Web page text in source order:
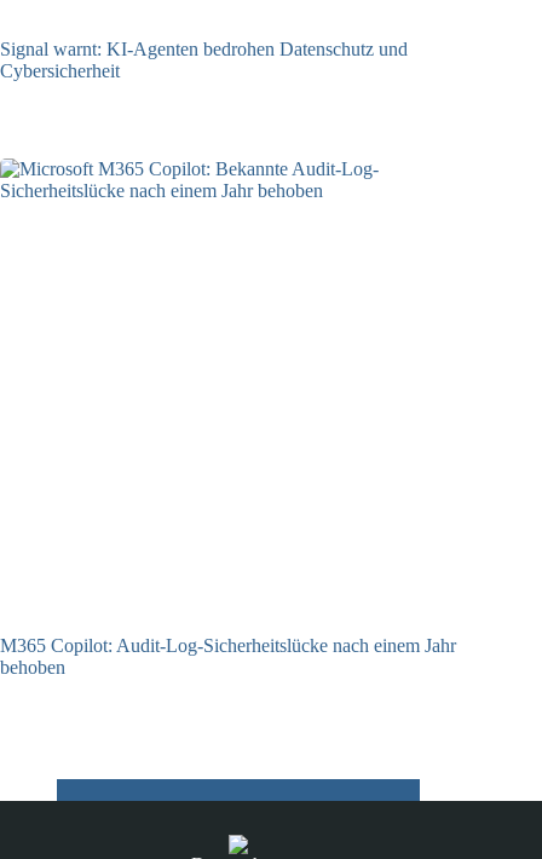
Signal warnt: KI-Agenten bedrohen Datenschutz und
Cybersicherheit
M365 Copilot: Audit-Log-Sicherheitslücke nach einem Jahr
behoben